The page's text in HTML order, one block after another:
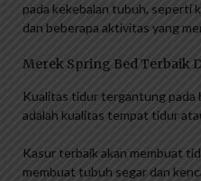
pada kekebalan tubuh, seperti
dan beberapa aktivitas yang
Merek Spring Bed Terbaik
Kualitas tidur tergantung pada
adalah kualitas tempat tidur
Kasur terbaik akan membuat
membuat tubuh segar dan